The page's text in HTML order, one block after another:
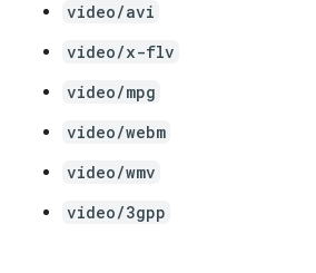
video/avi
video/x-flv
video/mpg
video/webm
video/wmv
video/3gpp